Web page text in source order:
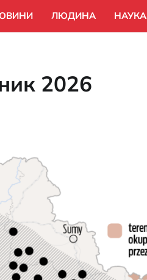
ЛЮДИНА НАУКА
2026